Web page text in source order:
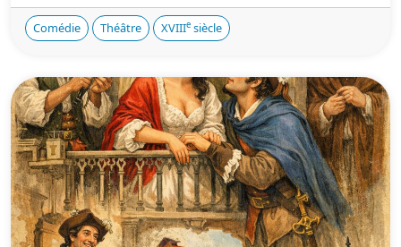
Comédie Théâtre XVIIIe siècle